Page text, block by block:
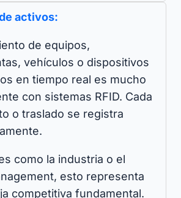
activos:
de equipos,
vehículos o dispositivos
en tiempo real es mucho
con sistemas RFID. Cada
o traslado se registra
como la industria o el
esto representa
competitiva fundamental.